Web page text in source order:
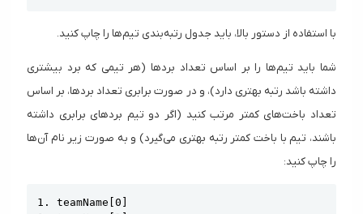
با استفاده از دستور بالا، باید جدول رتبه‌بندی تیم‌ها را چاپ کنید.
شما باید تیم‌ها را بر اساس تعداد بردها (هر تیمی که برد بیشتری
داشته باشد رتبه بهتری دارد)، و در صورت برابری تعداد بردها، بر اساس
تعداد باخت‌های کمتر مرتب کنید‌ (اگر دو تیم بردهای برابری داشته
باشند، تیم با باخت کمتر رتبه بهتری می‌گیرد) و به صورت زیر نام آن‌ها
را چاپ کنید:
1. teamName[0]